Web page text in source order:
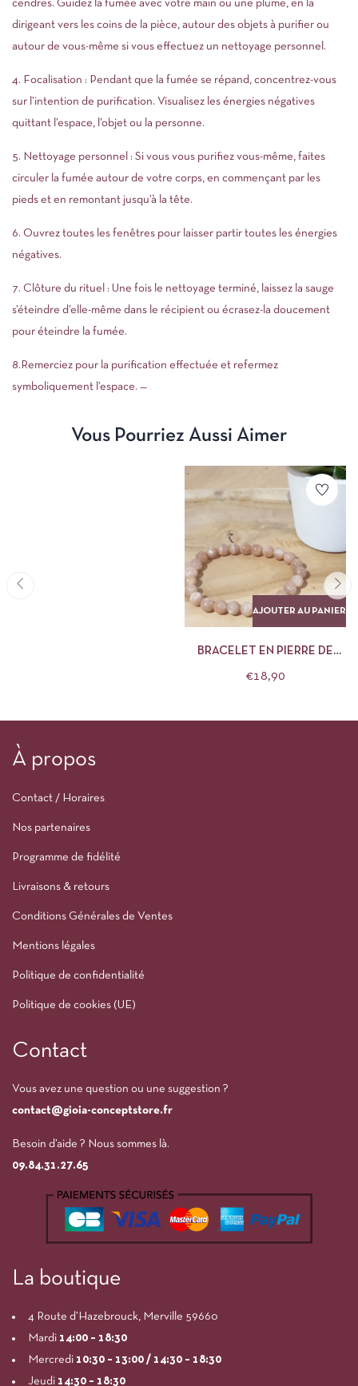
cendres. Guidez la fumée avec votre main ou une plume, en la
dirigeant vers les coins de la pièce, autour des objets à purifier ou
autour de vous-même si vous effectuez un nettoyage personnel.
4. Focalisation : Pendant que la fumée se répand, concentrez-vous
sur l’intention de purification. Visualisez les énergies négatives
quittant l’espace, l’objet ou la personne.
5. Nettoyage personnel : Si vous vous purifiez vous-même, faites
circuler la fumée autour de votre corps, en commençant par les
pieds et en remontant jusqu’à la tête.
6. Ouvrez toutes les fenêtres pour laisser partir toutes les énergies
négatives.
7. Clôture du rituel : Une fois le nettoyage terminé, laissez la sauge
s’éteindre d’elle-même dans le récipient ou écrasez-la doucement
pour éteindre la fumée.
8.Remerciez pour la purification effectuée et refermez
symboliquement l’espace. —
Vous Pourriez Aussi Aimer
AJOUTER AU PANIER
BRACELET EN PIERRE DE
€18,90
À propos
Contact / Horaires
Nos partenaires
Programme de fidélité
Livraisons & retours
Conditions Générales de Ventes
Mentions légales
Politique de confidentialité
Politique de cookies (UE)
Contact
Vous avez une question ou une suggestion ?
contact@gioia-conceptstore.fr
Besoin d’aide ? Nous sommes là.
09.84.31.27.65
La boutique
4 Route d’Hazebrouck, Merville 59660
Mardi 14:00 – 18:30
Mercredi 10:30 – 13:00 / 14:30 – 18:30
Jeudi 14:30 – 18:30